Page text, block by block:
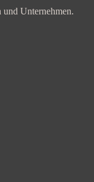
und Unternehmen.